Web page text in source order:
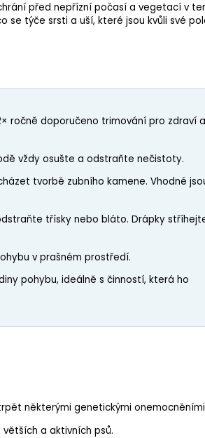
před nepřízní počasí a vegetací v
se týče srsti a uší, které jsou kvůli své
ročně doporučeno trimování pro zdraví a
vždy osušte a odstraňte nečistoty.
tvorbě zubního kamene. Vhodné
třísky nebo bláto. Drápky
v prašném prostředí.
pohybu, ideálně s činností, která ho
některými genetickými
větších a aktivních psů.